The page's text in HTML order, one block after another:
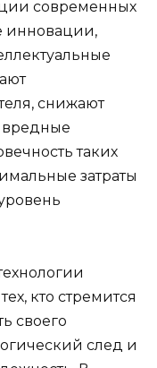
современных
инновации,
снижают
вредные
таких
затраты
кто стремится
своего
след и